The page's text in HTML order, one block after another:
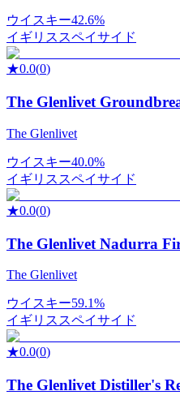
ウイスキー42.6%
イギリス スペイサイド
★0.0(0)
The Glenlivet
The Glenlivet
ウイスキー40.0%
イギリス スペイサイド
★0.0(0)
The Glenlivet Nadurra
The Glenlivet
ウイスキー59.1%
イギリス スペイサイド
★0.0(0)
The Glenlivet Distiller's